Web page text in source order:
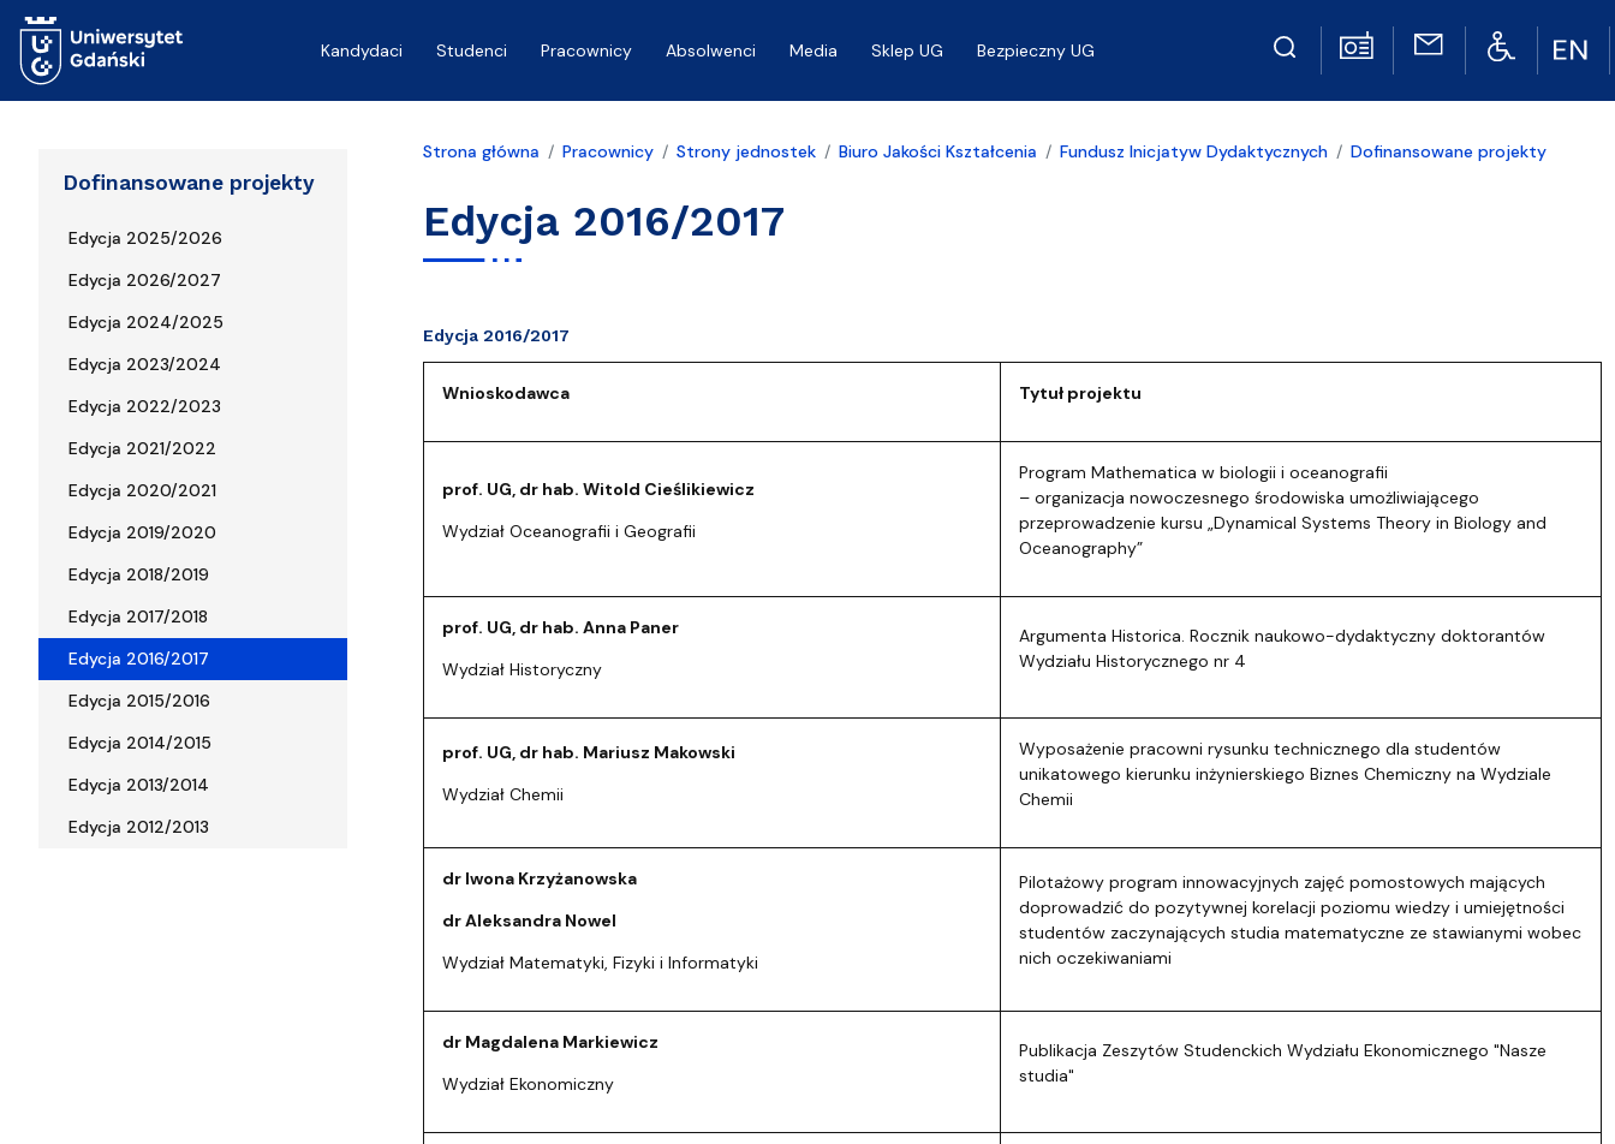
Kandydaci
Studenci Pracownicy Absolwenci Media Sklep UG Bezpieczny UG
Dofinansowane projekty
Edycja 2025/2026
Edycja 2026/2027
Edycja 2024/2025
Edycja 2023/2024
Edycja 2022/2023
Edycja 2021/2022
Edycja 2020/2021
Edycja 2019/2020
Edycja 2018/2019
Edycja 2017/2018
Edycja 2016/2017
Edycja 2015/2016
Edycja 2014/2015
Edycja 2013/2014
Edycja 2012/2013
Strona główna Pracownicy Strony jednostek Biuro Jakości Kształcenia Fundusz Inicjatyw Dydaktycznych Dofinansowane projekty
Edycja 2016/2017
Edycja 2016/2017
Wnioskodawca Tytuł projektu
prof. UG, dr hab. Witold Cieślikiewicz
Wydział Oceanografii i Geografii
Program Mathematica w biologii i oceanografii
– organizacja nowoczesnego środowiska umożliwiającego
przeprowadzenie kursu „Dynamical Systems Theory in Biology and
Oceanography”
prof. UG, dr hab. Anna Paner
Wydział Historyczny
Argumenta Historica. Rocznik naukowo-dydaktyczny doktorantów
Wydziału Historycznego nr 4
prof. UG, dr hab. Mariusz Makowski
Wydział Chemii
Wyposażenie pracowni rysunku technicznego dla studentów
unikatowego kierunku inżynierskiego Biznes Chemiczny na Wydziale
Chemii
dr Iwona Krzyżanowska
dr Aleksandra Nowel
Wydział Matematyki, Fizyki i Informatyki
Pilotażowy program innowacyjnych zajęć pomostowych mających
doprowadzić do pozytywnej korelacji poziomu wiedzy i umiejętności
studentów zaczynających studia matematyczne ze stawianymi wobec
nich oczekiwaniami
dr Magdalena Markiewicz
Wydział Ekonomiczny
Publikacja Zeszytów Studenckich Wydziału Ekonomicznego "Nasze
studia"